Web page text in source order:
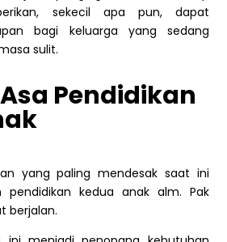
sekecil apa pun, dapat
bagi keluarga yang sedang
sulit.
Pendidikan
yang paling mendesak saat ini
pendidikan kedua anak alm. Pak
berjalan.